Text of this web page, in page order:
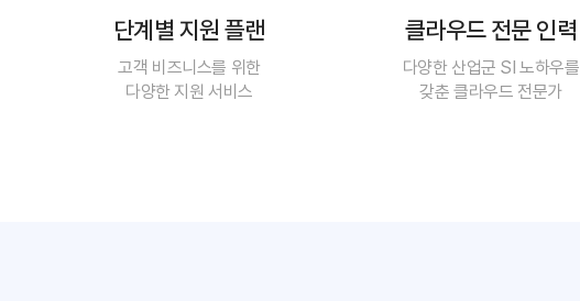
단계별 지원 플랜
고객 비즈니스를 위한
다양한 지원 서비스
클라우드 전문 인력
다양한 산업군 SI 노하우를
갖춘 클라우드 전문가